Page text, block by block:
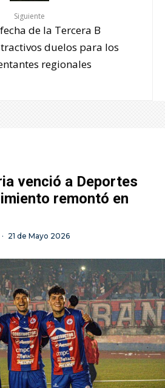
Siguiente
de la Tercera B
duelos para los
regionales
venció a Deportes
remontó en
· 21 de Mayo 2026